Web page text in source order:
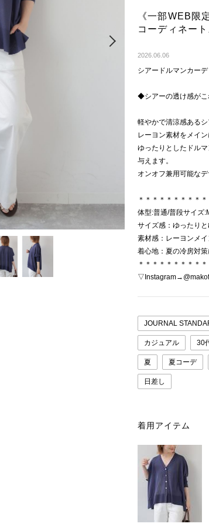
《一部WEB限
コーディネー
2026.06.06
シアードルマンカー
◆シアーの透け感がこ
軽やかで清涼感あるシ
レーヨン素材をメイ
ゆったりとしたドル
与えます。
オンオフ兼用可能な
＊＊＊＊＊＊＊＊＊
体型:普通/普段サイズ
サイズ感：ゆったり
素材感：レーヨンメ
着心地：夏の冷房対策
＊＊＊＊＊＊＊＊＊
JOURNAL
カジュアル 30
夏 夏コーデ
日差し
着用アイテム